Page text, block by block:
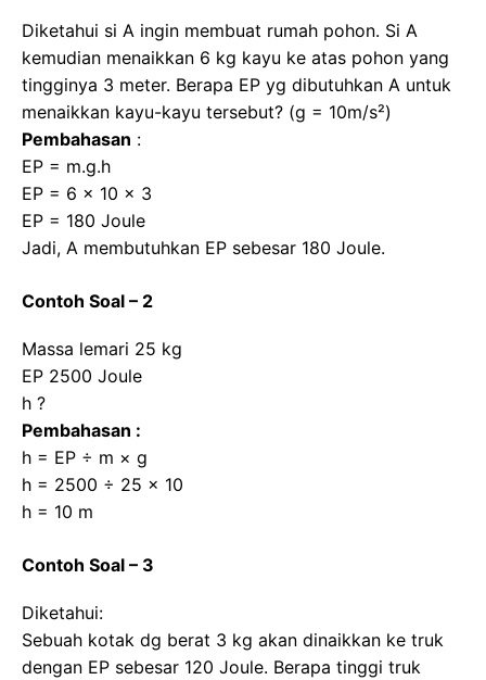
Diketahui si A ingin membuat rumah pohon. Si A
kemudian menaikkan 6 kg kayu ke atas pohon yang
tingginya 3 meter. Berapa EP yg dibutuhkan A untuk
menaikkan kayu-kayu tersebut? (g = 10m/s²)
Pembahasan :
EP = m.g.h
EP = 6 × 10 × 3
EP = 180 Joule
Jadi, A membutuhkan EP sebesar 180 Joule.
Contoh Soal – 2
Massa lemari 25 kg
EP 2500 Joule
h ?
Pembahasan :
h = EP ÷ m × g
h = 2500 ÷ 25 × 10
h = 10 m
Contoh Soal – 3
Diketahui:
Sebuah kotak dg berat 3 kg akan dinaikkan ke truk
dengan EP sebesar 120 Joule. Berapa tinggi truk